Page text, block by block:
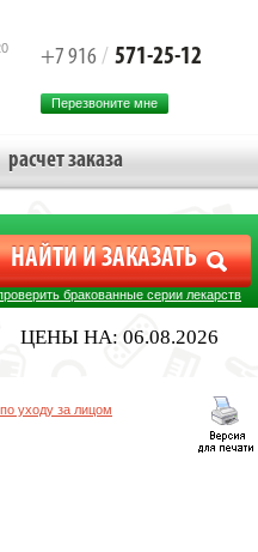
+7 916 / 571-25-12
Перезвоните мне
расчет заказа
бракованные серии лекарств
ЦЕНЫ НА: 06.08.2026
уходу за лицом